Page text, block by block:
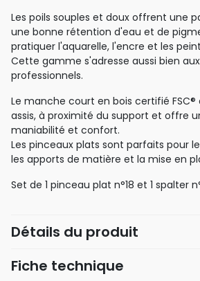
Les poils souples et doux offrent une
une bonne rétention d'eau et de
pratiquer l'aquarelle, l'encre et les
Cette gamme s'adresse aussi bien
professionnels.
Le manche court en bois certifié
assis, à proximité du support et offre
maniabilité et confort.
Les pinceaux plats sont parfaits pour
les apports de matière et la mise en
Set de 1 pinceau plat n°18 et 1 spalter
Détails du produit
Fiche technique